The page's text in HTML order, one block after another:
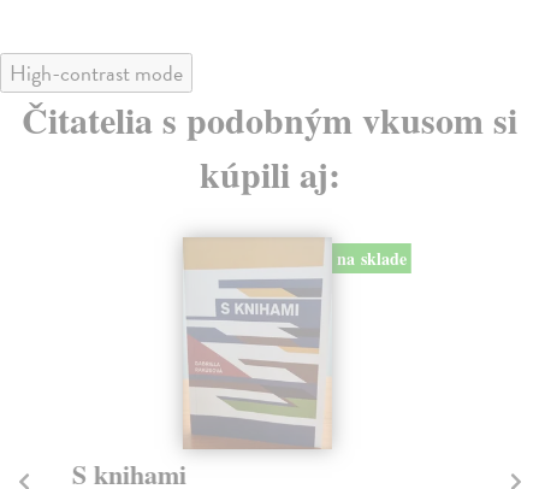
High-contrast mode
Čitatelia s podobným vkusom si
kúpili aj:
na sklade
S knihami